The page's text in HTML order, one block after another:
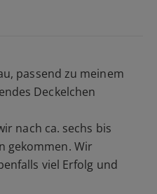
passend zu meinem
Deckelchen
nach ca. sechs bis
gekommen. Wir
viel Erfolg und